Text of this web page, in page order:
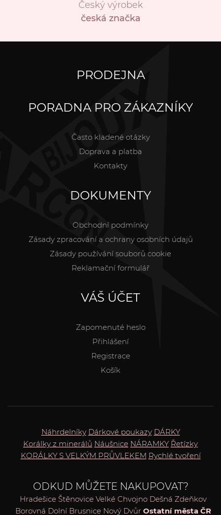
Český výrobek
česká značka
PRODEJNA
PORADNA PRO ZÁKAZNÍKY
Často kladené otázky
Doprava a platba
Kontakty
DOKUMENTY
Obchodní podmínky
Zásady zpracování a ochrany osobních údajů
Zásady používání souborů cookie
Reklamační formulář
VÁŠ ÚČET
Zapomenuté heslo
Přihlášení
Registrace
Košík
Náhrdelníky Dárkové poukazy DÁRKY
Korálky z minerálů Náušnice NÁRAMKY Řetízky
KORÁLKY S VELKÝM PRŮVLEKEM Rychlé tvoření
ODKUD MŮŽETE NAKUPOVAT?
Hradešice Štěnovice Velké Chvojno Dešná Zdeňkov
Borovná Dolní Brusnice Nový Dvůr Ostatní města ČR